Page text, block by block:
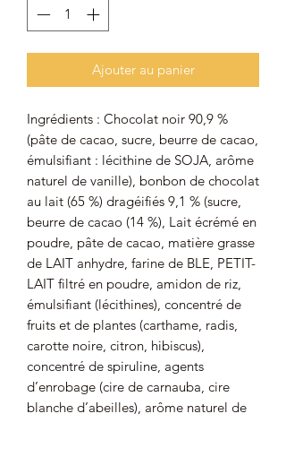
Ajouter au panier
Ingrédients : Chocolat noir 90,9 %
(pâte de cacao, sucre, beurre de cacao,
émulsifiant : lécithine de SOJA, arôme
naturel de vanille), bonbon de chocolat
au lait (65 %) dragéifiés 9,1 % (sucre,
beurre de cacao (14 %), Lait écrémé en
poudre, pâte de cacao, matière grasse
de LAIT anhydre, farine de BLE, PETIT-
LAIT filtré en poudre, amidon de riz,
émulsifiant (lécithines), concentré de
fruits et de plantes (carthame, radis,
carotte noire, citron, hibiscus),
concentré de spiruline, agents
d’enrobage (cire de carnauba, cire
blanche d’abeilles), arôme naturel de